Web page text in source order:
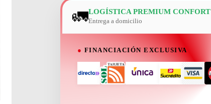
🚛LOGÍSTICA PREMIUM CONFORT
Entrega a domicilio
● FINANCIACIÓN EXCLUSIVA